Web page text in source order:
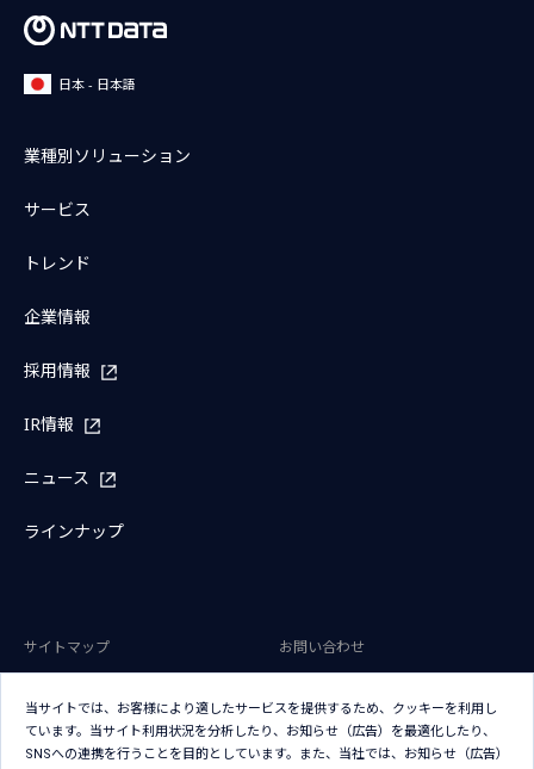
日本 - 日本語
業種別ソリューション
サービス
トレンド
企業情報
採用情報
IR情報
ニュース
ラインナップ
サイトマップ
お問い合わせ
アクセシビリティポリシー
クッキー（Cookie）ポリシー
クッキー（Cookie）プリファレン
当サイトでは、お客様により適したサービスを提供するため、クッキーを利用し
ています。当サイト利用状況を分析したり、お知らせ（広告）を最適化したり、
SNSへの連携を行うことを目的としています。また、当社では、お知らせ（広告）